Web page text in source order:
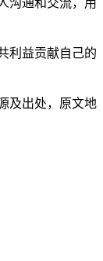
沟通和交流，用
利益贡献自己的
及出处，原文地